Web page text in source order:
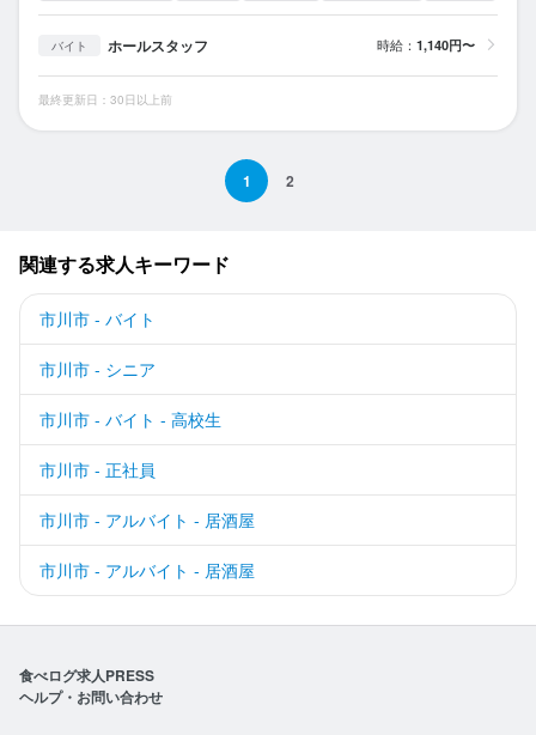
バイト ホールスタッフ 時給： 1,140円〜
最終更新日：30日以上前
1 2
関連する求人キーワード
市川市 - バイト
市川市 - シニア
市川市 - バイト - 高校生
市川市 - 正社員
市川市 - アルバイト - 居酒屋
市川市 - アルバイト - 居酒屋
食べログ求人PRESS
ヘルプ・お問い合わせ